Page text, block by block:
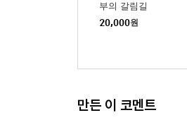
부의 갈림길
20,000원
만든 이 코멘트